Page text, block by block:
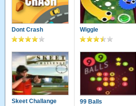
Dont Crash Wiggle
Skeet Challange 99 Balls